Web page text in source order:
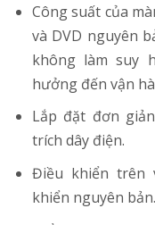
Công suất của
và DVD nguyên
không làm suy
hưởng đến vận
Lắp đặt đơn
trích dây điện.
Điều khiển trên
khiển nguyên bản.